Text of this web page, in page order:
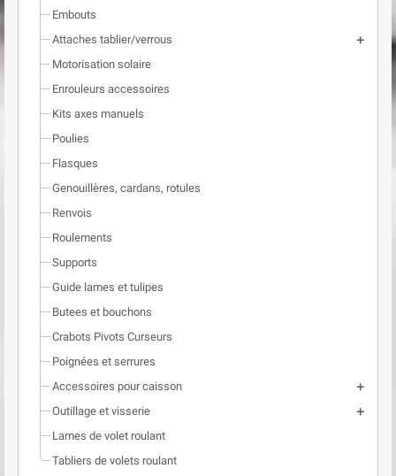
Embouts
Attaches tablier/verrous
add
Motorisation solaire
Enrouleurs accessoires
Kits axes manuels
Poulies
Flasques
Genouillères, cardans, rotules
Renvois
Roulements
Supports
Guide lames et tulipes
Butees et bouchons
Crabots Pivots Curseurs
Poignées et serrures
Accessoires pour caisson
add
Outillage et visserie add
Lames de volet roulant
Tabliers de volets roulant